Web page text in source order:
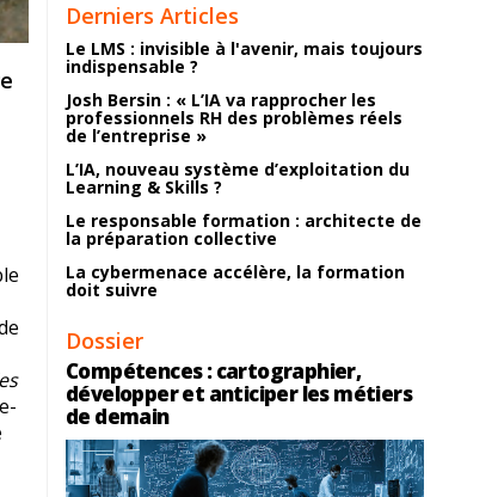
Derniers Articles
Le LMS : invisible à l'avenir, mais toujours
indispensable ?
Josh Bersin : « L’IA va rapprocher les
professionnels RH des problèmes réels
de l’entreprise »
L’IA, nouveau système d’exploitation du
Learning & Skills ?
Le responsable formation : architecte de
la préparation collective
La cybermenace accélère, la formation
doit suivre
Dossier
Compétences : cartographier,
développer et anticiper les métiers
de demain